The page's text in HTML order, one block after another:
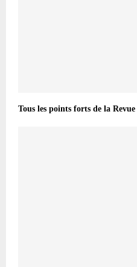
Tous les points forts de la